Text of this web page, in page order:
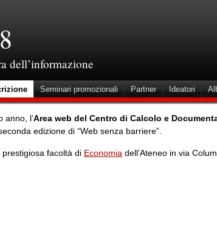
dell’informazione
Seminari promozionali Partner Ideatori
anno, l’Area web del Centro di Calcolo e
edizione di “Web senza barriere”.
prestigiosa facoltà di Economia dell’Ateneo in via